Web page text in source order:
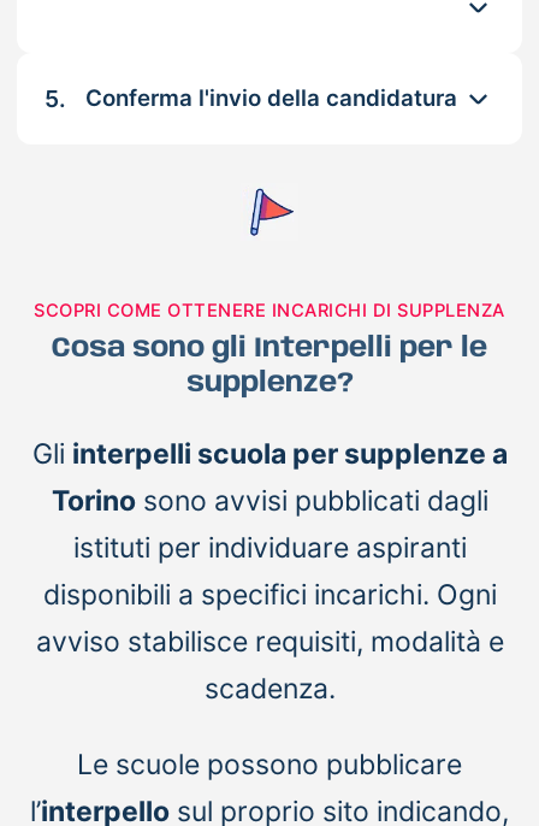
5. Conferma l'invio della candidatura
SCOPRI COME OTTENERE INCARICHI DI SUPPLENZA
Cosa sono gli Interpelli per le
supplenze?
Gli interpelli scuola per supplenze a
Torinosono avvisi pubblicati dagli
istituti per individuare aspiranti
disponibili a specifici incarichi. Ogni
avviso stabilisce requisiti, modalità e
scadenza.
Le scuole possono pubblicare
l’interpello sul proprio sito indicando,